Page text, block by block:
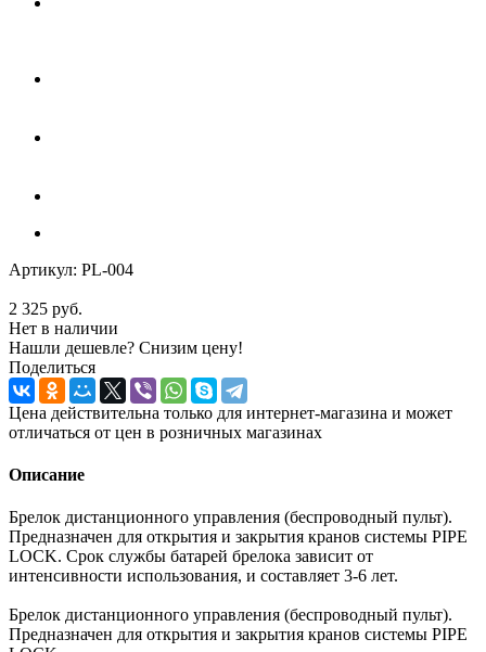
Артикул: PL-004
2 325 руб.
Нет в наличии
Нашли дешевле? Снизим цену!
Поделиться
Цена действительна только для интернет-магазина и может
отличаться от цен в розничных магазинах
Описание
Брелок дистанционного управления (беспроводный пульт).
Предназначен для открытия и закрытия кранов системы PIPE
LOCK. Срок службы батарей брелока зависит от
интенсивности использования, и составляет 3-6 лет.
Брелок дистанционного управления (беспроводный пульт).
Предназначен для открытия и закрытия кранов системы PIPE